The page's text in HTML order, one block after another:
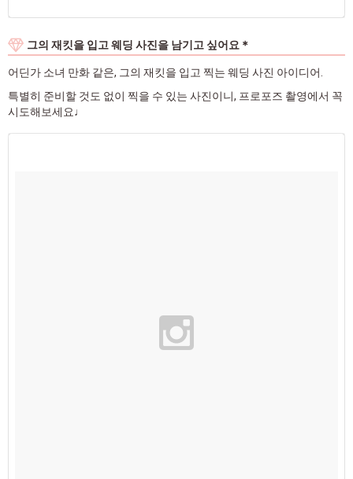
그의 재킷을 입고 웨딩 사진을 남기고 싶어요＊
어딘가 소녀 만화 같은, 그의 재킷을 입고 찍는 웨딩 사진 아이디어.
특별히 준비할 것도 없이 찍을 수 있는 사진이니, 프로포즈 촬영에서 꼭
시도해보세요♩